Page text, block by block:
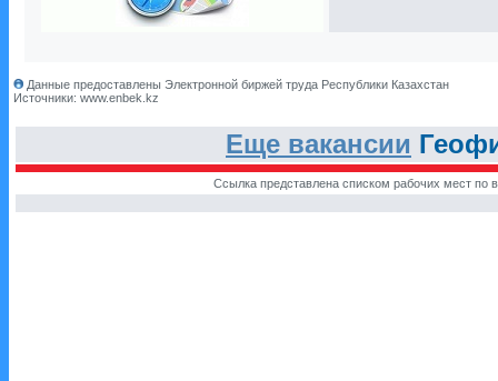
Данные предоставлены Электронной биржей труда Республики Казахстан
Источники: www.enbek.kz
Еще вакансии
Ссылка представлена списком рабочих мест по